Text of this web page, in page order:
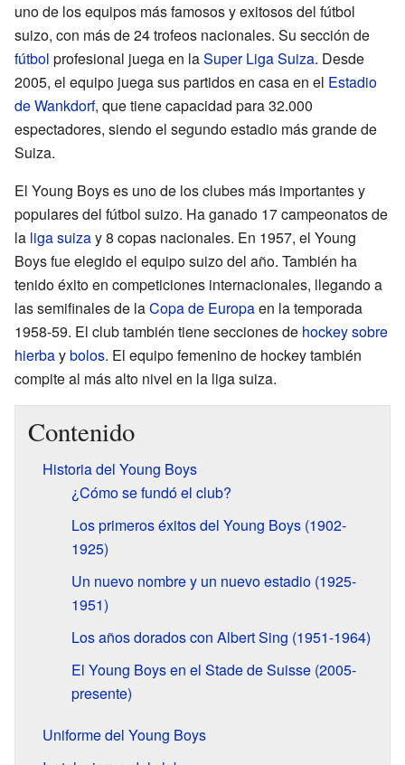
uno de los equipos más famosos y exitosos del fútbol
suizo, con más de 24 trofeos nacionales. Su sección de
fútbol profesional juega en laSuper Liga Suiza. Desde
2005, el equipo juega sus partidos en casa en el Estadio
de Wankdorf, que tiene capacidad para 32.000
espectadores, siendo el segundo estadio más grande de
Suiza.
El Young Boys es uno de los clubes más importantes y
populares del fútbol suizo. Ha ganado 17 campeonatos de
la liga suizay 8 copas nacionales. En 1957, el Young
Boys fue elegido el equipo suizo del año. También ha
tenido éxito en competiciones internacionales, llegando a
las semifinales de laCopa de Europaen la temporada
1958-59. El club también tiene secciones de hockey sobre
hierbaybolos. El equipo femenino de hockey también
compite al más alto nivel en la liga suiza.
Contenido
Historia del Young Boys
¿Cómo se fundó el club?
Los primeros éxitos del Young Boys (1902-
1925)
Un nuevo nombre y un nuevo estadio (1925-
1951)
Los años dorados con Albert Sing (1951-1964)
El Young Boys en el Stade de Suisse (2005-
presente)
Uniforme del Young Boys